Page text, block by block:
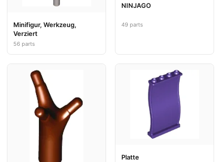
Minifigur, Werkzeug,
Verziert
56 parts
NINJAGO
49 parts
Platte